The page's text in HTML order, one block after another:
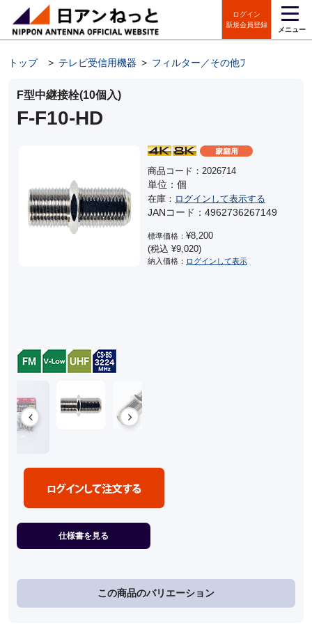
ログイン
新規会員登録
メニュー
トップ > テレビ受信用機器 > フィルター／その他アンテナパーツ
F型中継接栓(10個入)
F-F10-HD
商品コード：2026714
単位：個
在庫： ログインして表示する
JANコード：4962736267149
標準価格： ¥8,200
(税込 ¥9,020)
納入価格： ログインして表示
仕様書を見る
この商品のバリエーション